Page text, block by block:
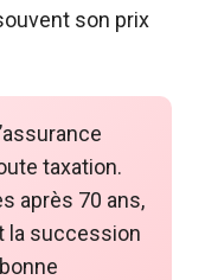
son prix
taxation.
après 70 ans,
la succession